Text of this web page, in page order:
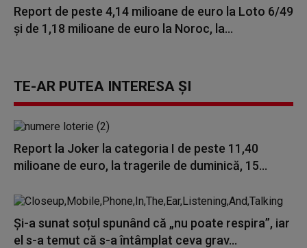
Report de peste 4,14 milioane de euro la Loto 6/49
şi de 1,18 milioane de euro la Noroc, la...
TE-AR PUTEA INTERESA ȘI
Report la Joker la categoria I de peste 11,40
milioane de euro, la tragerile de duminică, 15...
Și-a sunat soțul spunând că „nu poate respira”, iar
el s-a temut că s-a întâmplat ceva grav...